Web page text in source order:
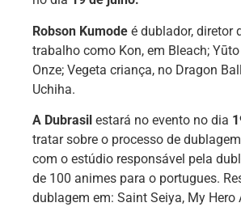
Robson Kumode é dublador, diretor
trabalho como Kon, em Bleach;
Onze; Vegeta criança, no Dragon
Uchiha.
A Dubrasil estará no evento no dia
tratar sobre o processo de
com o estúdio responsável pela
de 100 animes para o portugues.
dublagem em: Saint Seiya, My Hero